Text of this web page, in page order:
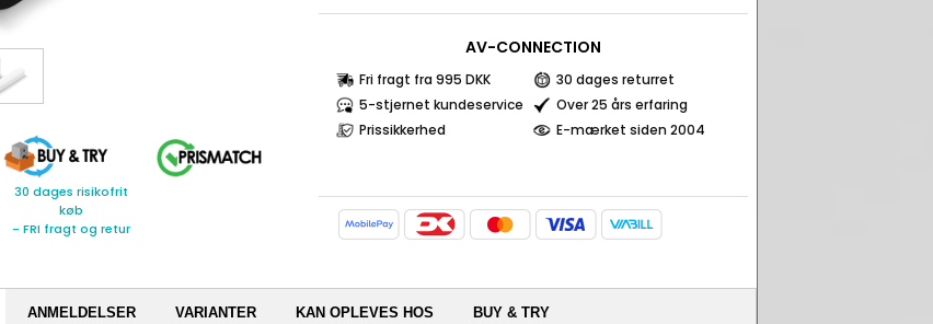
30 dages risikofrit
køb
- FRI fragt og retur
AV-CONNECTION
Fri fragt fra 995 DKK
30 dages returret
5-stjernet kundeservice
Over 25 års erfaring
Prissikkerhed
E-mærket siden 2004
ANMELDELSER VARIANTER KAN OPLEVES HOS BUY & TRY